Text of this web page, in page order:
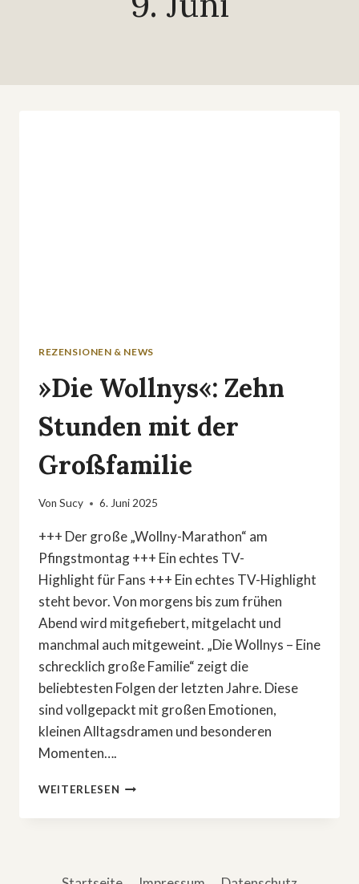
REZENSIONEN & NEWS
»Die Wollnys«: Zehn
Stunden mit der
Großfamilie
Von Sucy 6. Juni 2025
+++ Der große „Wollny-Marathon“ am
Pfingstmontag +++ Ein echtes TV-
Highlight für Fans +++ Ein echtes TV-Highlight
steht bevor. Von morgens bis zum frühen
Abend wird mitgefiebert, mitgelacht und
manchmal auch mitgeweint. „Die Wollnys – Eine
schrecklich große Familie“ zeigt die
beliebtesten Folgen der letzten Jahre. Diese
sind vollgepackt mit großen Emotionen,
kleinen Alltagsdramen und besonderen
Momenten….
WEITERLESEN »DIE
ZEHN